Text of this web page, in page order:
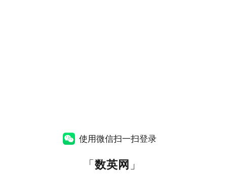
使用微信扫一扫登录
「数英网 」